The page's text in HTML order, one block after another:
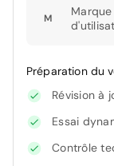
M
Marque
Préparation du
Révision à
Essai
Contrôle